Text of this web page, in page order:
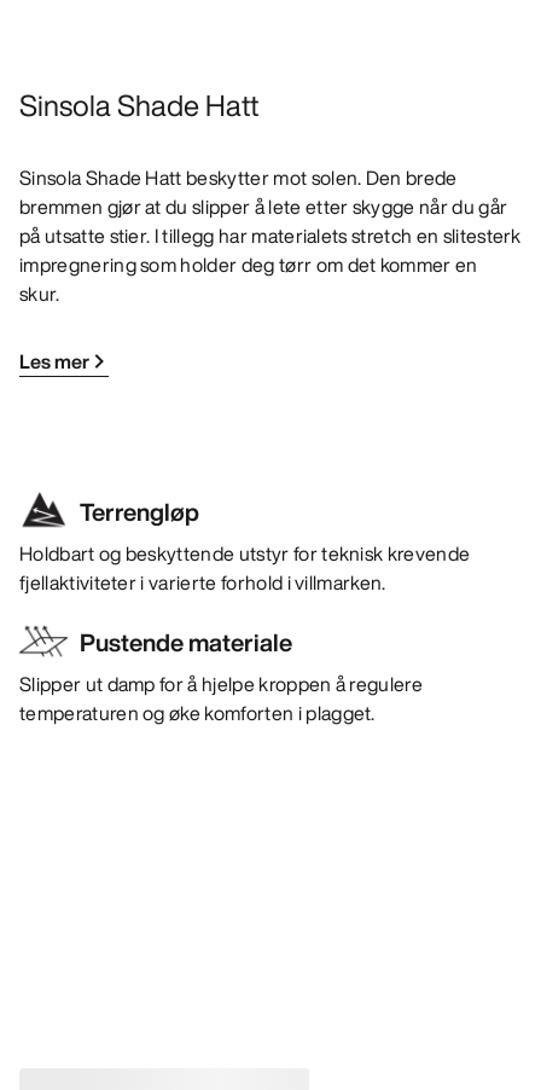
Sinsola Shade Hatt
Sinsola Shade Hatt beskytter mot solen. Den brede
bremmen gjør at du slipper å lete etter skygge når du går
på utsatte stier. I tillegg har materialets stretch en slitesterk
impregnering som holder deg tørr om det kommer en
skur.
Les mer
Terrengløp
Holdbart og beskyttende utstyr for teknisk krevende
fjellaktiviteter i varierte forhold i villmarken.
Pustende materiale
Slipper ut damp for å hjelpe kroppen å regulere
temperaturen og øke komforten i plagget.